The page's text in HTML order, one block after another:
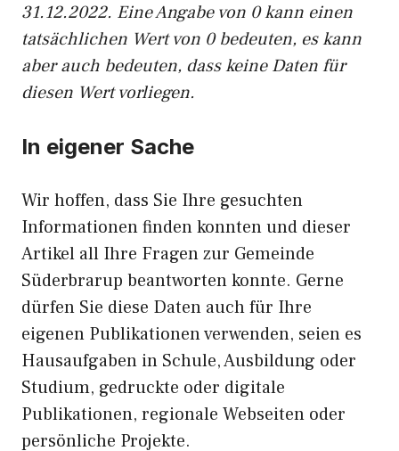
31.12.2022. Eine Angabe von 0 kann einen
tatsächlichen Wert von 0 bedeuten, es kann
aber auch bedeuten, dass keine Daten für
diesen Wert vorliegen.
In eigener Sache
Wir hoffen, dass Sie Ihre gesuchten
Informationen finden konnten und dieser
Artikel all Ihre Fragen zur Gemeinde
Süderbrarup beantworten konnte. Gerne
dürfen Sie diese Daten auch für Ihre
eigenen Publikationen verwenden, seien es
Hausaufgaben in Schule, Ausbildung oder
Studium, gedruckte oder digitale
Publikationen, regionale Webseiten oder
persönliche Projekte.